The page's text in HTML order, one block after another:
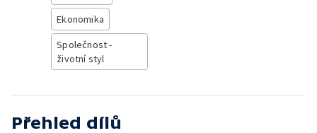
Ekonomika
Společnost -
životní styl
Přehled dílů